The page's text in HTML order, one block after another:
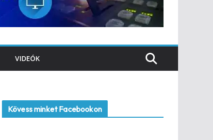
VIDEÓK
Kövess minket Facebookon